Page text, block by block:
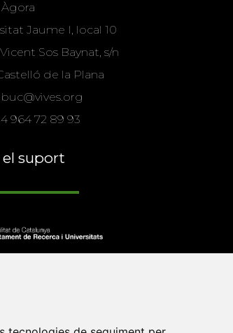
Jaume I, local 10
Sos Baynat, s/n
de la Plana
964 72 89 93
suport